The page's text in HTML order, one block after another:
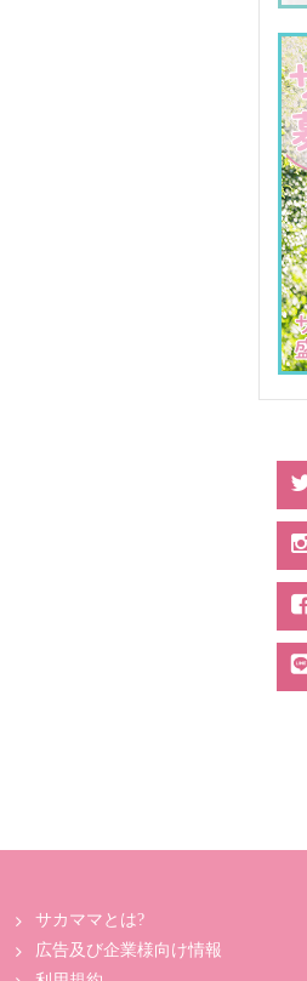
サカママとは?
広告及び企業様向け情報